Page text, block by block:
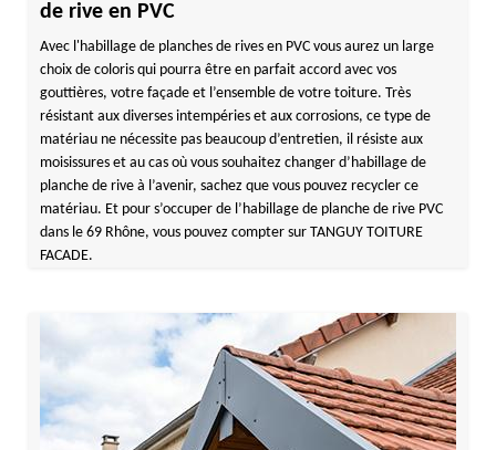
de rive en PVC
Avec l'habillage de planches de rives en PVC vous aurez un large
choix de coloris qui pourra être en parfait accord avec vos
gouttières, votre façade et l’ensemble de votre toiture. Très
résistant aux diverses intempéries et aux corrosions, ce type de
matériau ne nécessite pas beaucoup d’entretien, il résiste aux
moisissures et au cas où vous souhaitez changer d’habillage de
planche de rive à l’avenir, sachez que vous pouvez recycler ce
matériau. Et pour s’occuper de l’habillage de planche de rive PVC
dans le 69 Rhône, vous pouvez compter sur TANGUY TOITURE
FACADE.